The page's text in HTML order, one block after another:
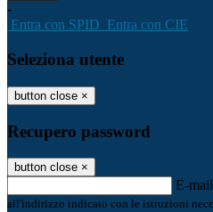
-
Entra con SPID Entra con CIE
Seleziona utente
button close ×
Recupero password
button close ×
E-mail
all'indirizzo indicato con le istruzioni